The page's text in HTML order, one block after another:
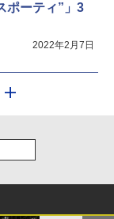
ポーティ”」3
2022年2月7日